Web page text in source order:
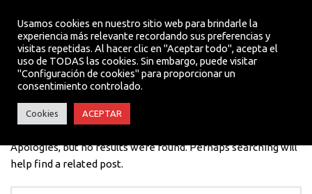
MENU
Nothing Found
Apologies, but no results were found. Perhaps searching will
help find a related post.
Usamos cookies en nuestro sitio web para brindarle la
experiencia más relevante recordando sus preferencias y
visitas repetidas. Al hacer clic en "Aceptar todo", acepta el
uso de TODAS las cookies. Sin embargo, puede visitar
"Configuración de cookies" para proporcionar un
consentimiento controlado.
Cookies ACEPTAR